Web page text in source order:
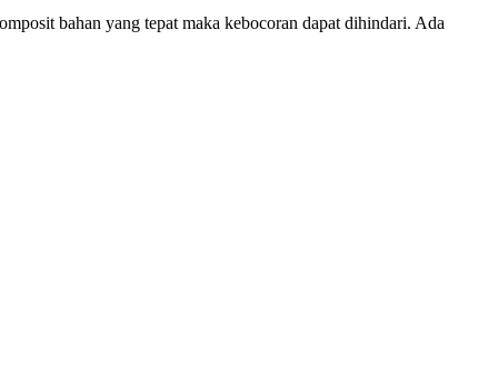
bahan yang tepat maka kebocoran dapat dihindari. Ada